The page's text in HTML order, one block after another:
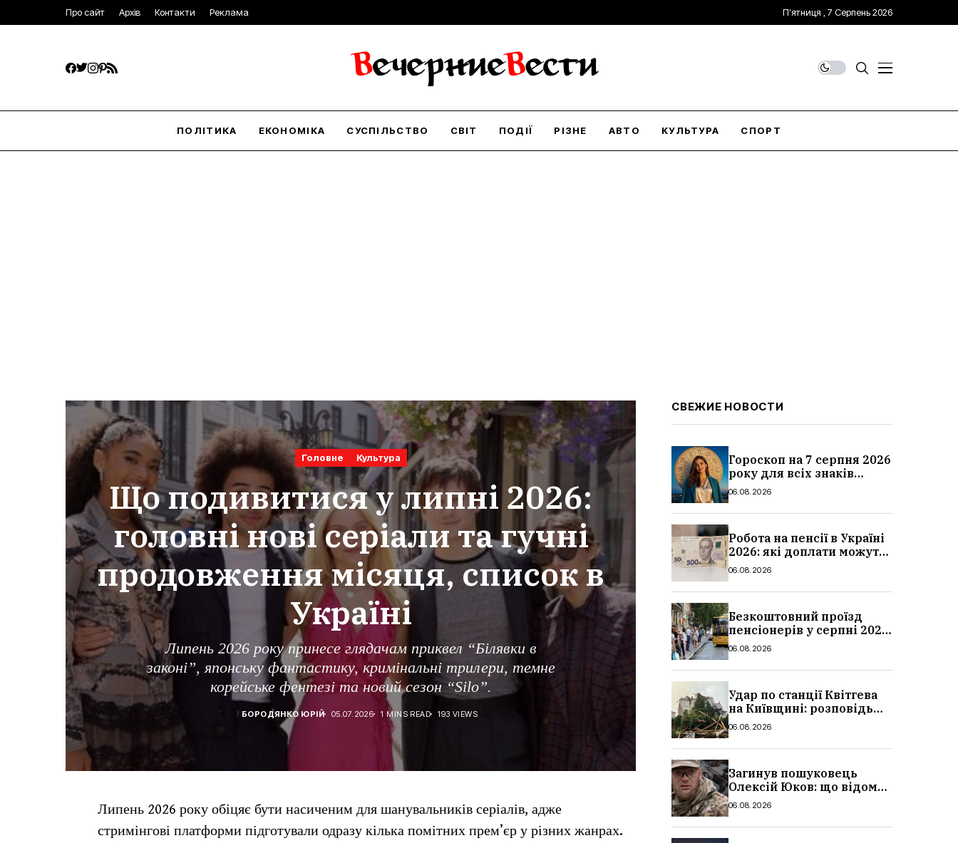
Про сайт Архів Контакти Реклама П’ятниця , 7 Серпень 2026
ПОЛІТИКА ЕКОНОМІКА СУСПІЛЬСТВО СВІТ ПОДІЇ РІЗНЕ АВТО КУЛЬТУРА СПОРТ
Головне Культура
Що подивитися у липні 2026:
головні нові серіали та гучні
продовження місяця, список в
Україні
Липень 2026 року принесе глядачам приквел “Білявки в
законі”, японську фантастику, кримінальні трилери, темне
корейське фентезі та новий сезон “Silo”.
БОРОДЯНКО ЮРІЙ 05.07.2026 1 MINS READ 193 VIEWS
Липень 2026 року обіцяє бути насиченим для шанувальників серіалів, адже
стримінгові платформи підготували одразу кілька помітних прем’єр у різних жанрах.
СВЕЖИЕ НОВОСТИ
Гороскоп на 7 серпня 2026
року для всіх знаків
зодіаку: кому пощастить у
06.08.2026
Робота на пенсії в Україні
2026: які доплати можуть
скасувати, про що
06.08.2026
Безкоштовний проїзд
пенсіонерів у серпні 2026
в Україні: де діє пільга,
06.08.2026
Удар по станції Квітгева
на Київщині: розповідь
очевидців, як вісім людей
сталося
06.08.2026
Загинув пошуковець
Олексій Юков: що відомо
про його роботу, хто він
06.08.2026